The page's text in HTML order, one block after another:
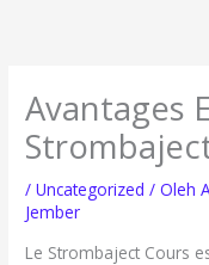
Avantages
/Uncategorized / Oleh
Jember
Le Strombaject Cours